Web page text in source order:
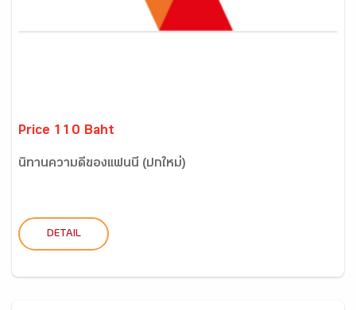
Price 110 Baht
นิทานความดีของแฟนนี่ (ปกใหม่)
DETAIL